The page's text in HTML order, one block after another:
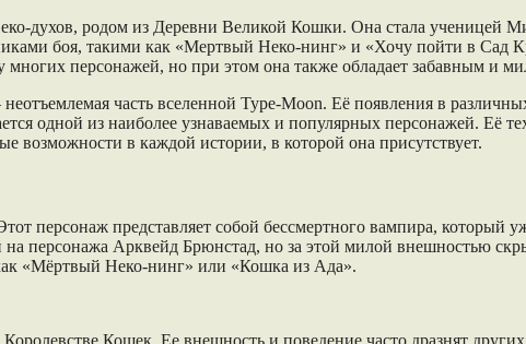
духов, родом из Деревни Великой Кошки. Она стала ученицей
боя, такими как «Мертвый Неко-нинг» и «Хочу пойти в Сад
персонажей, но при этом она также обладает забавным и
часть вселенной Type-Moon. Её появления в
одной из наиболее узнаваемых и популярных персонажей. Её
возможности в каждой истории, в которой она присутствует.
персонаж представляет собой бессмертного вампира, который
персонажа Арквейд Брюнстад, но за этой милой внешностью
«Мёртвый Неко-нинг» или «Кошка из Ада».
Кошек. Ее внешность и поведение часто дразнят